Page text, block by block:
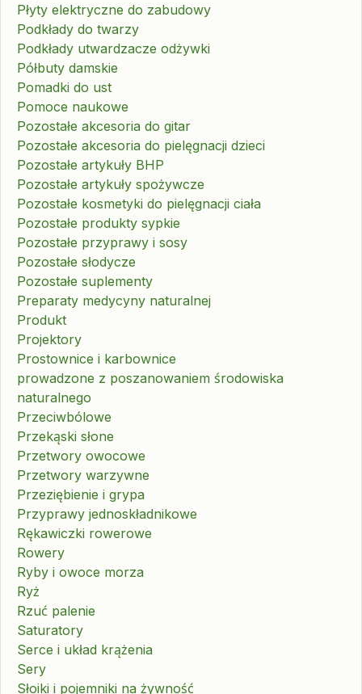
Płyty elektryczne do zabudowy
Podkłady do twarzy
Podkłady utwardzacze odżywki
Półbuty damskie
Pomadki do ust
Pomoce naukowe
Pozostałe akcesoria do gitar
Pozostałe akcesoria do pielęgnacji dzieci
Pozostałe artykuły BHP
Pozostałe artykuły spożywcze
Pozostałe kosmetyki do pielęgnacji ciała
Pozostałe produkty sypkie
Pozostałe przyprawy i sosy
Pozostałe słodycze
Pozostałe suplementy
Preparaty medycyny naturalnej
Produkt
Projektory
Prostownice i karbownice
prowadzone z poszanowaniem środowiska
naturalnego
Przeciwbólowe
Przekąski słone
Przetwory owocowe
Przetwory warzywne
Przeziębienie i grypa
Przyprawy jednoskładnikowe
Rękawiczki rowerowe
Rowery
Ryby i owoce morza
Ryż
Rzuć palenie
Saturatory
Serce i układ krążenia
Sery
Słoiki i pojemniki na żywność